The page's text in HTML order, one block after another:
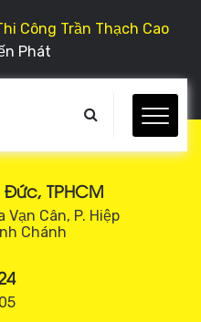
Công Trần Thạch Cao
Phát
Đức, TPHCM
Vạn Cân, P. Hiệp
Chánh